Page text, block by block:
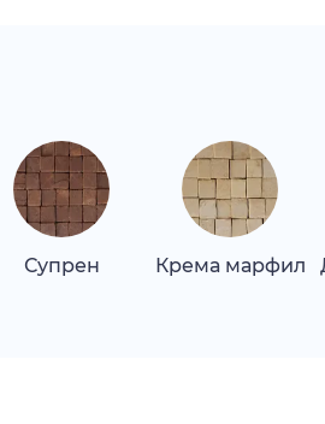
Супрен Крема марфил